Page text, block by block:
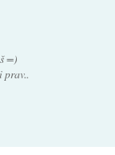
=)
prav..